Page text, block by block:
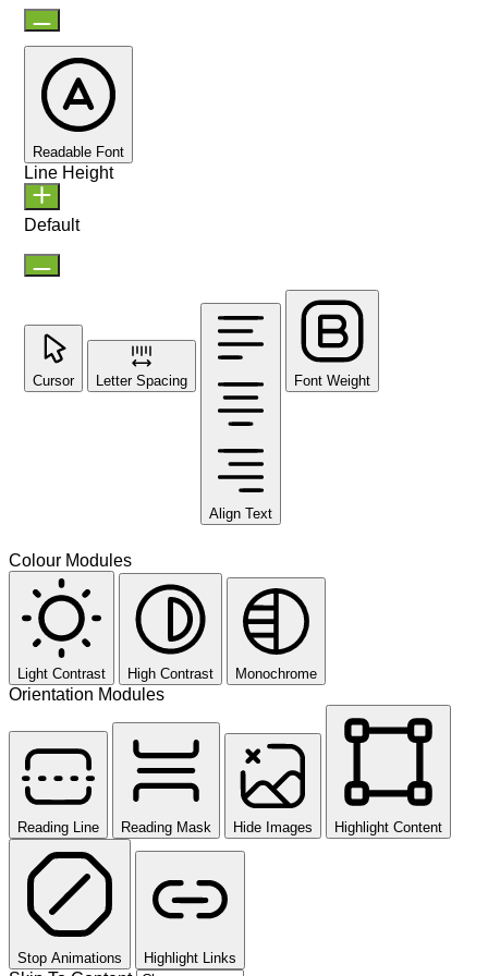
Readable Font
Line Height
Default
Cursor Letter Spacing
Align Text
Font Weight
Colour Modules
Light Contrast High Contrast Monochrome
Orientation Modules
Reading Line Reading Mask Hide Images Highlight Content
Stop Animations Highlight Links